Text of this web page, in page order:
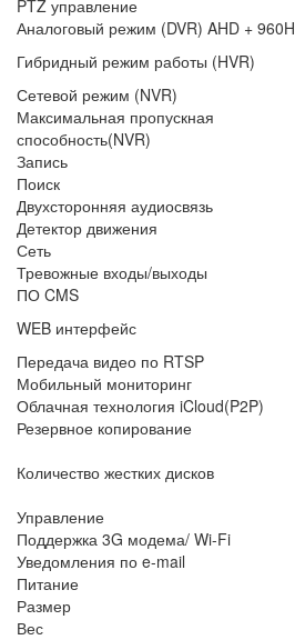
PTZ управление
Аналоговый режим (DVR) AHD + 960H
Гибридный режим работы (HVR)
Сетевой режим (NVR)
Максимальная пропускная
способность(NVR)
Запись
Поиск
Двухсторонняя аудиосвязь
Детектор движения
Сеть
Тревожные входы/выходы
ПО CMS
WEB интерфейс
Передача видео по RTSP
Мобильный мониторинг
Облачная технология iCloud(P2P)
Резервное копирование
Количество жестких дисков
Управление
Поддержка 3G модема/ Wi-Fi
Уведомления по e-mail
Питание
Размер
Вес